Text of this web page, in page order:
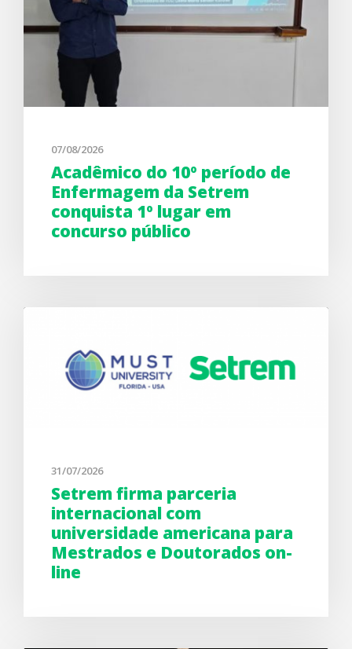
07/08/2026
Acadêmico do 10º período de
Enfermagem da Setrem
conquista 1º lugar em
concurso público
31/07/2026
Setrem firma parceria
internacional com
universidade americana para
Mestrados e Doutorados on-
line